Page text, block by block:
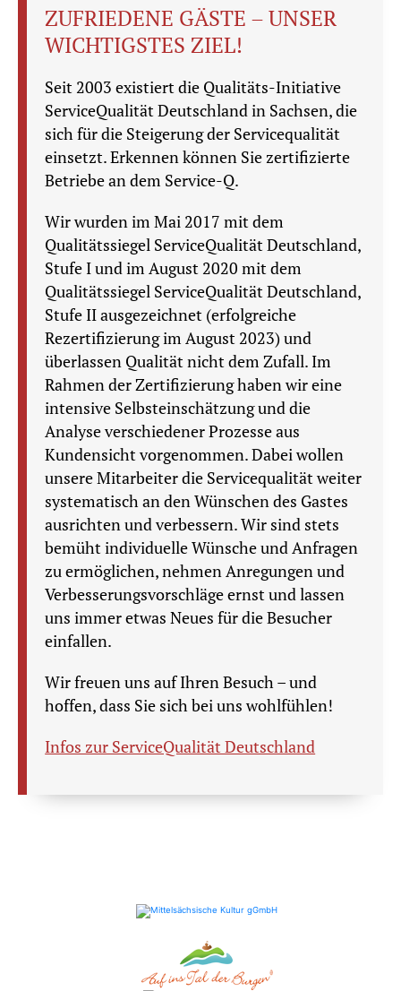
ZUFRIEDENE GÄSTE – UNSER
WICHTIGSTES ZIEL!
Seit 2003 existiert die Qualitäts-Initiative
ServiceQualität Deutschland in Sachsen, die
sich für die Steigerung der Servicequalität
einsetzt. Erkennen können Sie zertifizierte
Betriebe an dem Service-Q.
Wir wurden im Mai 2017 mit dem
Qualitätssiegel ServiceQualität Deutschland,
Stufe I und im August 2020 mit dem
Qualitätssiegel ServiceQualität Deutschland,
Stufe II ausgezeichnet (erfolgreiche
Rezertifizierung im August 2023) und
überlassen Qualität nicht dem Zufall. Im
Rahmen der Zertifizierung haben wir eine
intensive Selbsteinschätzung und die
Analyse verschiedener Prozesse aus
Kundensicht vorgenommen. Dabei wollen
unsere Mitarbeiter die Servicequalität weiter
systematisch an den Wünschen des Gastes
ausrichten und verbessern. Wir sind stets
bemüht individuelle Wünsche und Anfragen
zu ermöglichen, nehmen Anregungen und
Verbesserungsvorschläge ernst und lassen
uns immer etwas Neues für die Besucher
einfallen.
Wir freuen uns auf Ihren Besuch – und
hoffen, dass Sie sich bei uns wohlfühlen!
Infos zur ServiceQualität Deutschland